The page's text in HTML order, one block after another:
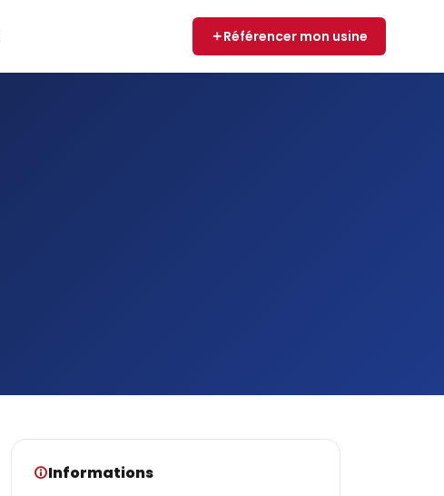
Référencer mon usine
Informations